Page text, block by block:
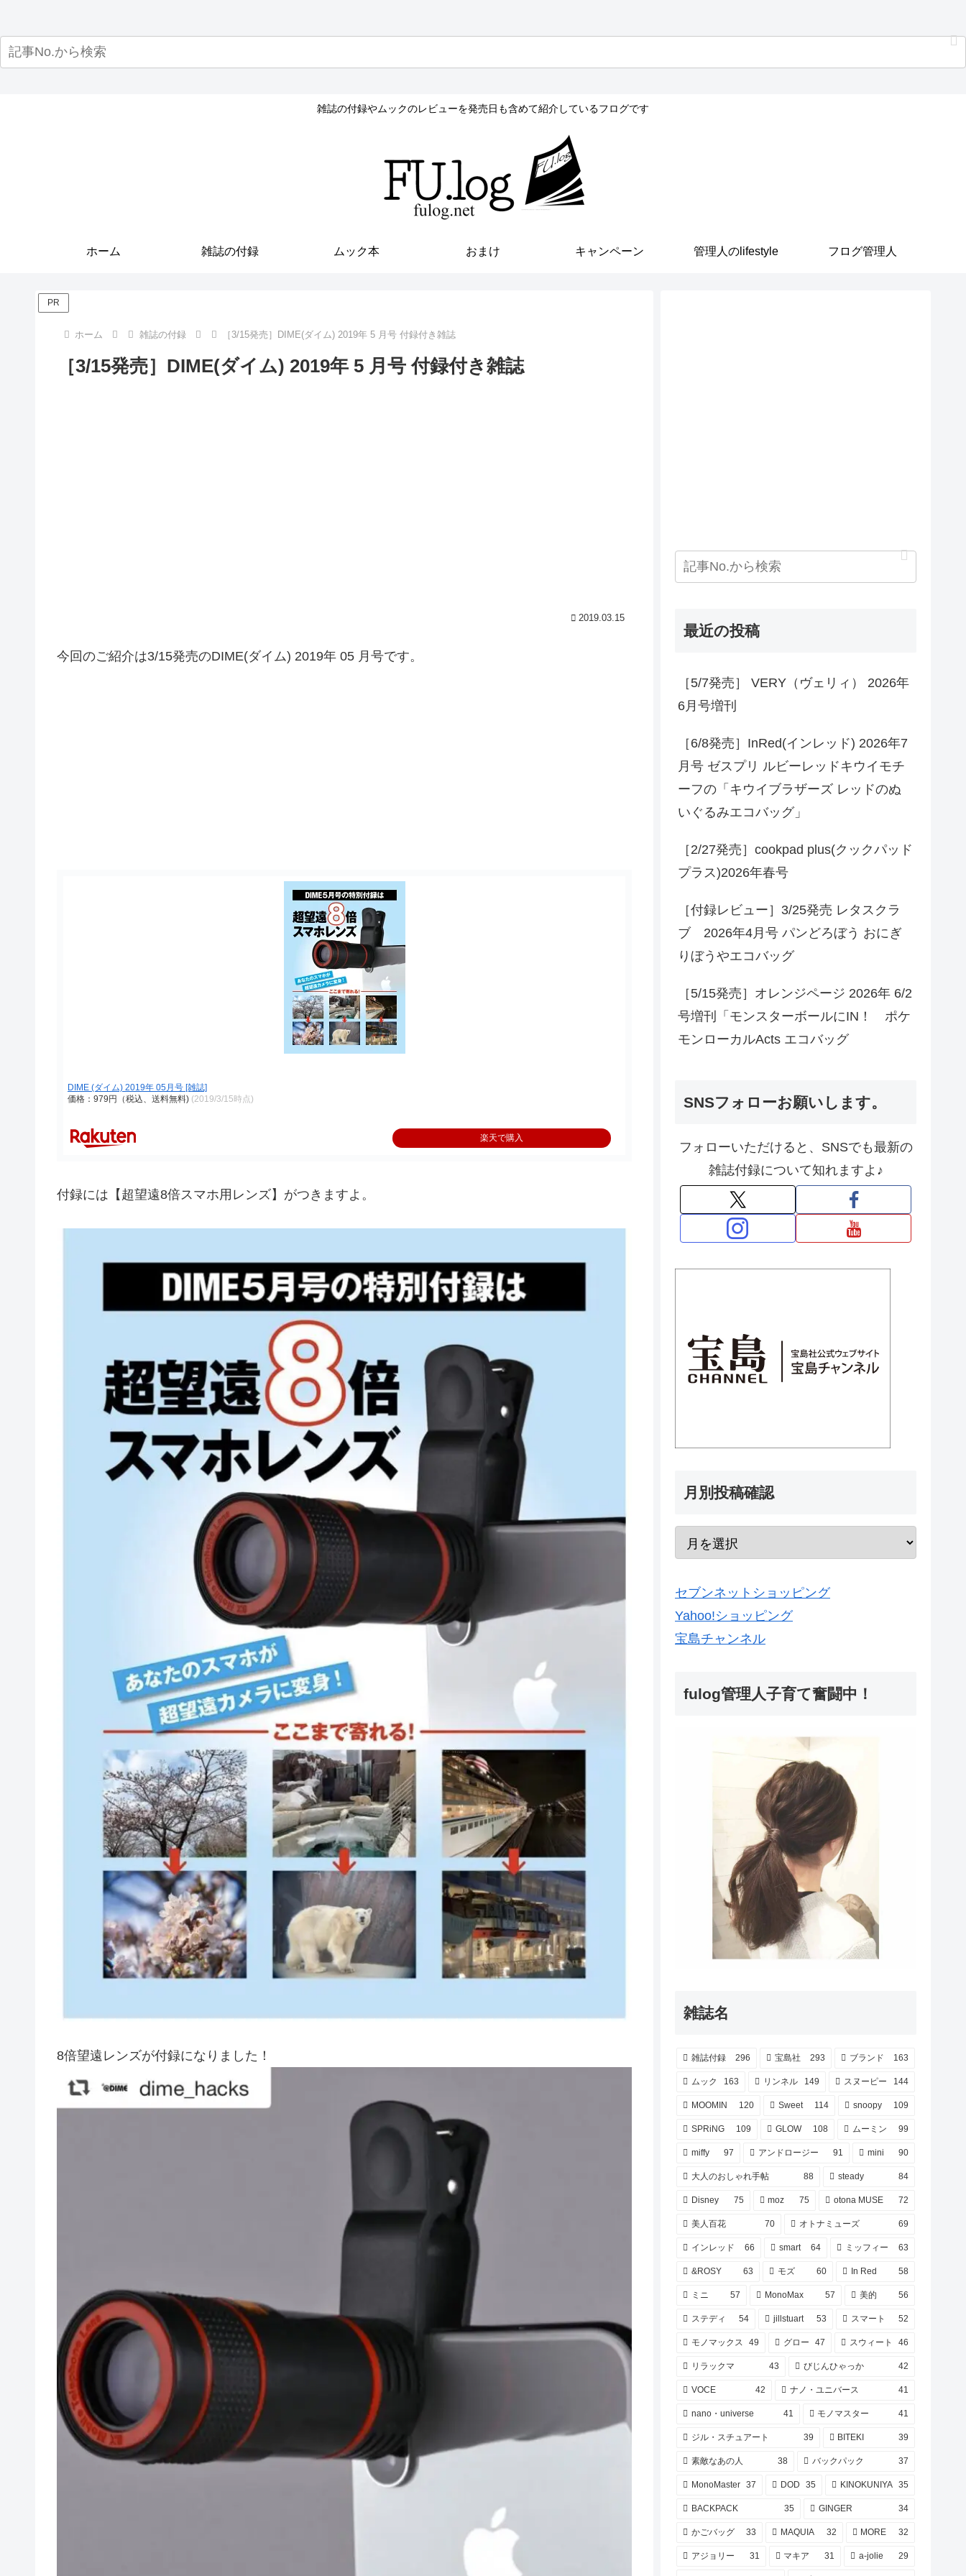
雑誌の付録やムックのレビューを発売日も含めて紹介しているフログです
ホーム 雑誌の付録 ムック本 おまけ キャンペーン 管理人のlifestyle フログ管理人
PR
ホーム 雑誌の付録 ［3/15発売］DIME(ダイム) 2019年 5 月号 付録付き雑誌
［3/15発売］DIME(ダイム) 2019年 5 月号 付録付き雑誌
2019.03.15
今回のご紹介は3/15発売のDIME(ダイム) 2019年 05 月号です。
DIME (ダイム) 2019年 05月号 [雑誌]
価格：979円（税込、送料無料) (2019/3/15時点)
楽天で購入
付録には【超望遠8倍スマホ用レンズ】がつきますよ。
8倍望遠レンズが付録になりました！
最近の投稿
［5/7発売］ VERY（ヴェリィ） 2026年
6月号増刊
［6/8発売］InRed(インレッド) 2026年7
月号 ゼスプリ ルビーレッドキウイモチ
ーフの「キウイブラザーズ レッドのぬ
いぐるみエコバッグ」
［2/27発売］cookpad plus(クックパッド
プラス)2026年春号
［付録レビュー］3/25発売 レタスクラ
ブ 2026年4月号 パンどろぼう おにぎ
りぼうやエコバッグ
［5/15発売］オレンジページ 2026年 6/2
号増刊「モンスターボールにIN！ ポケ
モンローカルActs エコバッグ
SNSフォローお願いします。
フォローいただけると、SNSでも最新の
雑誌付録について知れますよ♪
月別投稿確認
セブンネットショッピング
Yahoo!ショッピング
宝島チャンネル
fulog管理人子育て奮闘中！
雑誌名
雑誌付録 296 宝島社 293 ブランド 163
ムック 163 リンネル 149 スヌーピー 144
MOOMIN 120 Sweet 114 snoopy 109
SPRiNG 109 GLOW 108 ムーミン 99
miffy 97 アンドロージー 91 mini 90
大人のおしゃれ手帖 88 steady 84
Disney 75 moz 75 otona MUSE 72
美人百花 70 オトナミューズ 69
インレッド 66 smart 64 ミッフィー 63
&ROSY 63 モズ 60 In Red 58
ミニ 57 MonoMax 57 美的 56
ステディ 54 jillstuart 53 スマート 52
モノマックス 49 グロー 47 スウィート 46
リラックマ 43 びじんひゃっか 42
VOCE 42 ナノ・ユニバース 41
nano・universe 41 モノマスター 41
ジル・スチュアート 39 BITEKI 39
素敵なあの人 38 バックパック 37
MonoMaster 37 DOD 35 KINOKUNIYA 35
BACKPACK 35 GINGER 34
かごバッグ 33 MAQUIA 32 MORE 32
アジョリー 31 マキア 31 a-jolie 29